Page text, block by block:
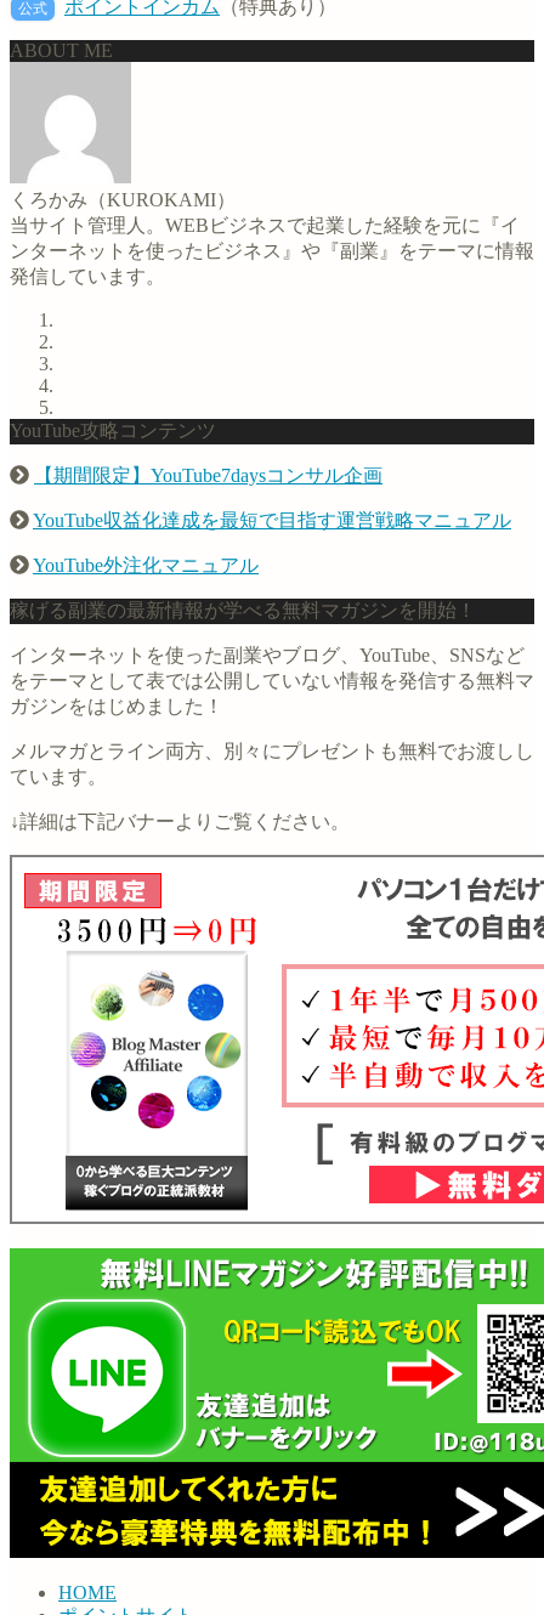
公式 ポイントインカム （特典あり）
ABOUT ME
くろかみ（KUROKAMI）
当サイト管理人。WEBビジネスで起業した経験を元に『イ
ンターネットを使ったビジネス』や『副業』をテーマに情報
発信しています。
YouTube攻略コンテンツ
【期間限定】YouTube7daysコンサル企画
YouTube収益化達成を最短で目指す運営戦略マニュアル
YouTube外注化マニュアル
稼げる副業の最新情報が学べる無料マガジンを開始！
インターネットを使った副業やブログ、YouTube、SNSなど
をテーマとして表では公開していない情報を発信する無料マ
ガジンをはじめました！
メルマガとライン両方、別々にプレゼントも無料でお渡しし
ています。
↓詳細は下記バナーよりご覧ください。
HOME